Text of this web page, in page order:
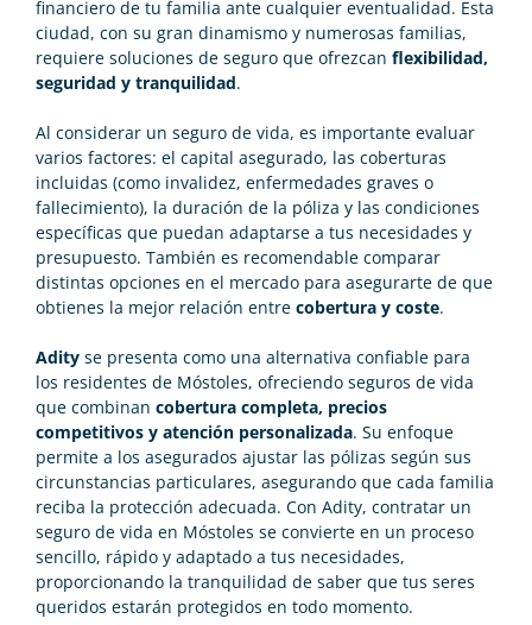
financiero de tu familia ante cualquier eventualidad. Esta
ciudad, con su gran dinamismo y numerosas familias,
requiere soluciones de seguro que ofrezcan flexibilidad,
seguridad y tranquilidad.
Al considerar un seguro de vida, es importante evaluar
varios factores: el capital asegurado, las coberturas
incluidas (como invalidez, enfermedades graves o
fallecimiento), la duración de la póliza y las condiciones
específicas que puedan adaptarse a tus necesidades y
presupuesto. También es recomendable comparar
distintas opciones en el mercado para asegurarte de que
obtienes la mejor relación entre cobertura y coste.
Adity se presenta como una alternativa confiable para
los residentes de Móstoles, ofreciendo seguros de vida
que combinan cobertura completa, precios
competitivos y atención personalizada. Su enfoque
permite a los asegurados ajustar las pólizas según sus
circunstancias particulares, asegurando que cada familia
reciba la protección adecuada. Con Adity, contratar un
seguro de vida en Móstoles se convierte en un proceso
sencillo, rápido y adaptado a tus necesidades,
proporcionando la tranquilidad de saber que tus seres
queridos estarán protegidos en todo momento.